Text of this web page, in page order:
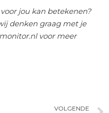
jou kan betekenen?
denken graag met je
voor meer
VOLGENDE